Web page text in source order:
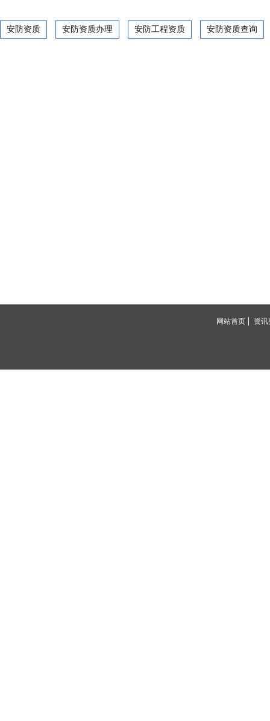
安防资质 安防资质办理 安防工程资质 安防资质查询
网站首页 资讯